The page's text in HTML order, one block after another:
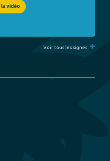
la vidéo
Voir tous les signes +